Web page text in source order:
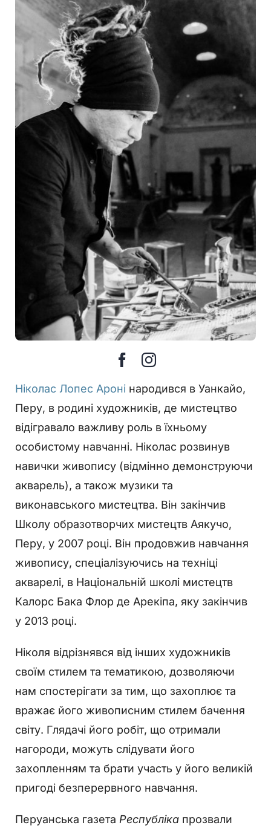
Ніколас Лопес Ароні народився в Уанкайо,
Перу, в родині художників, де мистецтво
відігравало важливу роль в їхньому
особистому навчанні. Ніколас розвинув
навички живопису (відмінно демонструючи
акварель), а також музики та
виконавського мистецтва. Він закінчив
Школу образотворчих мистецтв Аякучо,
Перу, у 2007 році. Він продовжив навчання
живопису, спеціалізуючись на техніці
акварелі, в Національній школі мистецтв
Калорс Бака Флор де Арекіпа, яку закінчив
у 2013 році.
Ніколя відрізнявся від інших художників
своїм стилем та тематикою, дозволяючи
нам спостерігати за тим, що захоплює та
вражає його живописним стилем бачення
світу. Глядачі його робіт, що отримали
нагороди, можуть слідувати його
захопленням та брати участь у його великій
пригоді безперервного навчання.
Перуанська газета Республіка прозвали